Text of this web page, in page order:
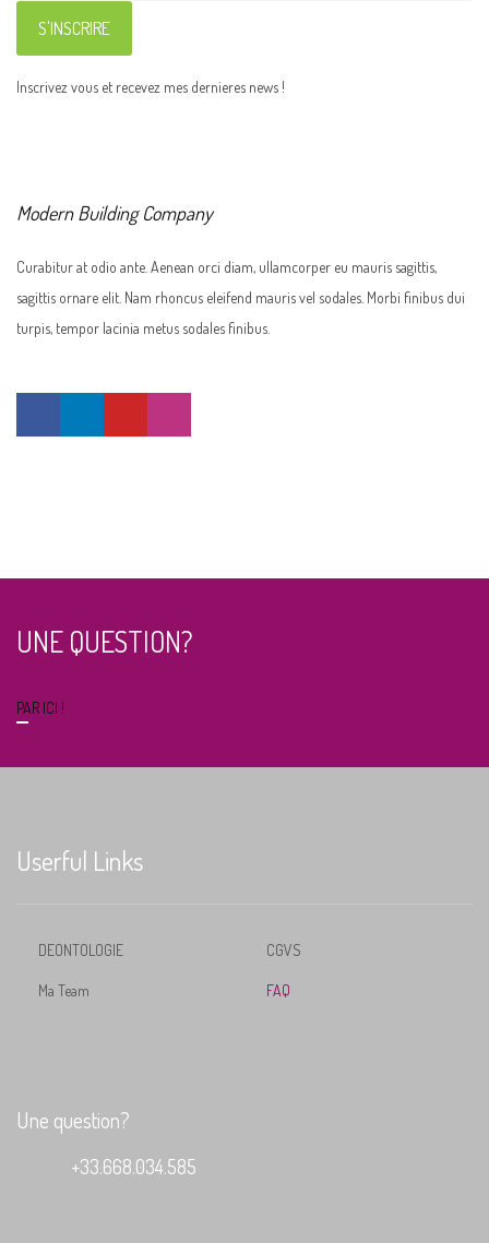
Inscrivez vous et recevez mes dernieres news !
Modern Building Company
Curabitur at odio ante. Aenean orci diam, ullamcorper eu mauris sagittis,
sagittis ornare elit. Nam rhoncus eleifend mauris vel sodales. Morbi finibus dui
turpis, tempor lacinia metus sodales finibus.
UNE QUESTION?
PAR ICI !
Userful Links
DEONTOLOGIE CGVS
Ma Team FAQ
Une question?
+33.668.034.585